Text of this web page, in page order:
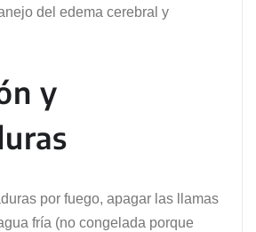
del edema cerebral y
y
por fuego, apagar las llamas
fría (no congelada porque